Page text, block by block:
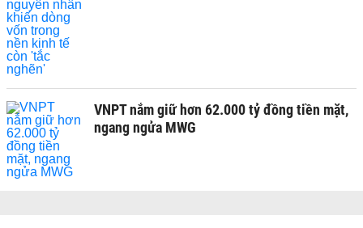
VNPT nắm giữ hơn 62.000 tỷ đồng tiền mặt,
ngang ngửa MWG